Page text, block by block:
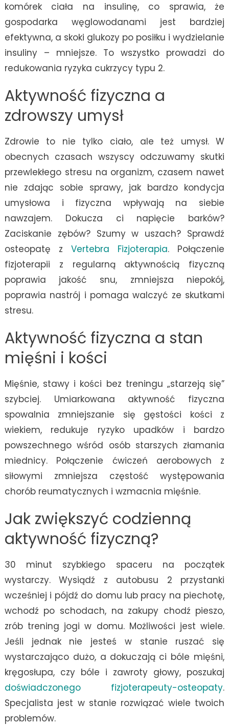
komórek ciała na insulinę, co sprawia, że
gospodarka węglowodanami jest bardziej
efektywna, a skoki glukozy po posiłku i wydzielanie
insuliny – mniejsze. To wszystko prowadzi do
redukowania ryzyka cukrzycy typu 2.
Aktywność fizyczna a
zdrowszy umysł
Zdrowie to nie tylko ciało, ale też umysł. W
obecnych czasach wszyscy odczuwamy skutki
przewlekłego stresu na organizm, czasem nawet
nie zdając sobie sprawy, jak bardzo kondycja
umysłowa i fizyczna wpływają na siebie
nawzajem. Dokucza ci napięcie barków?
Zaciskanie zębów? Szumy w uszach? Sprawdź
osteopatę z Vertebra Fizjoterapia. Połączenie
fizjoterapii z regularną aktywnością fizyczną
poprawia jakość snu, zmniejsza niepokój,
poprawia nastrój i pomaga walczyć ze skutkami
stresu.
Aktywność fizyczna a stan
mięśni i kości
Mięśnie, stawy i kości bez treningu „starzeją się”
szybciej. Umiarkowana aktywność fizyczna
spowalnia zmniejszanie się gęstości kości z
wiekiem, redukuje ryzyko upadków i bardzo
powszechnego wśród osób starszych złamania
miednicy. Połączenie ćwiczeń aerobowych z
siłowymi zmniejsza częstość występowania
chorób reumatycznych i wzmacnia mięśnie.
Jak zwiększyć codzienną
aktywność fizyczną?
30 minut szybkiego spaceru na początek
wystarczy. Wysiądź z autobusu 2 przystanki
wcześniej i pójdź do domu lub pracy na piechotę,
wchodź po schodach, na zakupy chodź pieszo,
zrób trening jogi w domu. Możliwości jest wiele.
Jeśli jednak nie jesteś w stanie ruszać się
wystarczająco dużo, a dokuczają ci bóle mięśni,
kręgosłupa, czy bóle i zawroty głowy, poszukaj
doświadczonego fizjoterapeuty-osteopaty.
Specjalista jest w stanie rozwiązać wiele twoich
problemów.